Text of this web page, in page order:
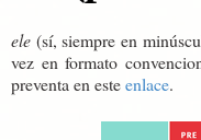
ele (sí, siempre en
vez en formato
preventa en esteenlace.